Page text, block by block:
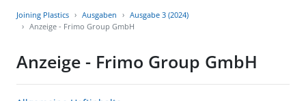
Joining Plastics Ausgaben
Ausgabe 3 (2024)
Anzeige - Frimo Group GmbH
Anzeige - Frimo Group GmbH